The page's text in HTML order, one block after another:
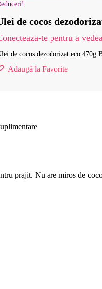
de cocos
te pentru a
de cocos dezodorizat eco 470g
Adaugă la Favorite
prajit. Nu are miros de